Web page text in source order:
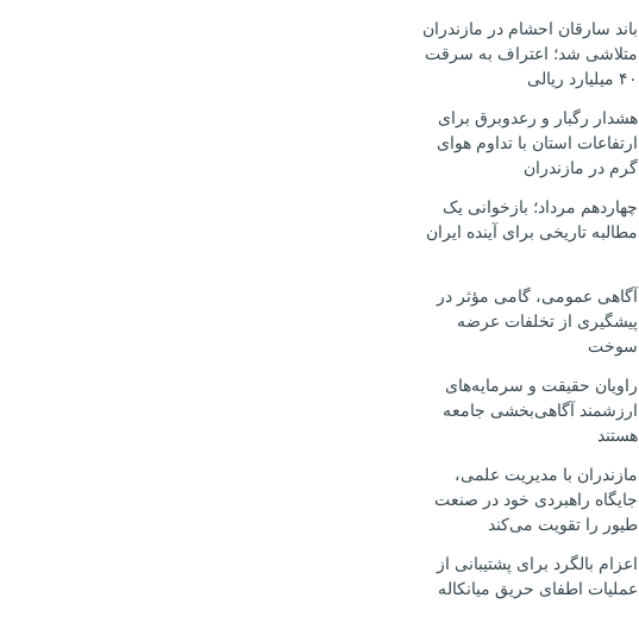
باند سارقان احشام در مازندران
متلاشی شد؛ اعتراف به سرقت
۴۰ میلیارد ریالی
هشدار رگبار و رعدوبرق برای
ارتفاعات استان با تداوم هوای
گرم در مازندران
چهاردهم مرداد؛ بازخوانی یک
مطالبه تاریخی برای آینده ایران
آگاهی عمومی، گامی مؤثر در
پیشگیری از تخلفات عرضه
سوخت
راویان حقیقت و سرمایه‌های
ارزشمند آگاهی‌بخشی جامعه
هستند
مازندران با مدیریت علمی،
جایگاه راهبردی خود در صنعت
طیور را تقویت می‌کند
اعزام بالگرد برای پشتیبانی از
عملیات اطفای حریق میانکاله